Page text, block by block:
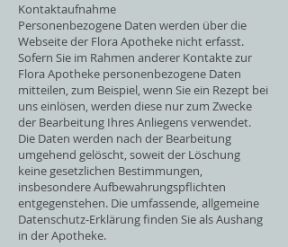
Kontaktaufnahme
Personenbezogene Daten werden über die
Webseite der Flora Apotheke nicht erfasst.
Sofern Sie im Rahmen anderer Kontakte zur
Flora Apotheke personenbezogene Daten
mitteilen, zum Beispiel, wenn Sie ein Rezept bei
uns einlösen, werden diese nur zum Zwecke
der Bearbeitung Ihres Anliegens verwendet.
Die Daten werden nach der Bearbeitung
umgehend gelöscht, soweit der Löschung
keine gesetzlichen Bestimmungen,
insbesondere Aufbewahrungspflichten
entgegenstehen. Die umfassende, allgemeine
Datenschutz-Erklärung finden Sie als Aushang
in der Apotheke.